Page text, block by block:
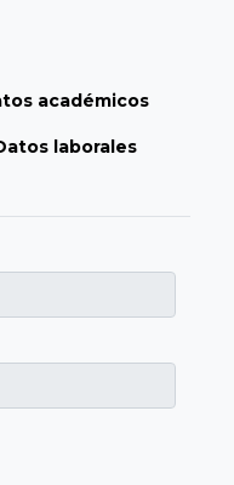
académicos
laborales